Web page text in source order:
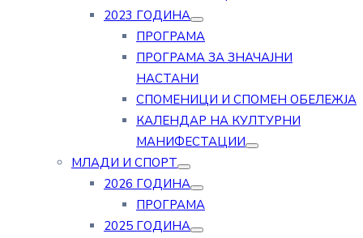
2023 ГОДИНА
ПРОГРАМА
ПРОГРАМА ЗА ЗНАЧАЈНИ
НАСТАНИ
СПОМЕНИЦИ И СПОМЕН ОБЕЛЕЖЈА
КАЛЕНДАР НА КУЛТУРНИ
МАНИФЕСТАЦИИ
МЛАДИ И СПОРТ
2026 ГОДИНА
ПРОГРАМА
2025 ГОДИНА